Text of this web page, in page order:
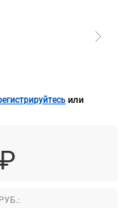
или